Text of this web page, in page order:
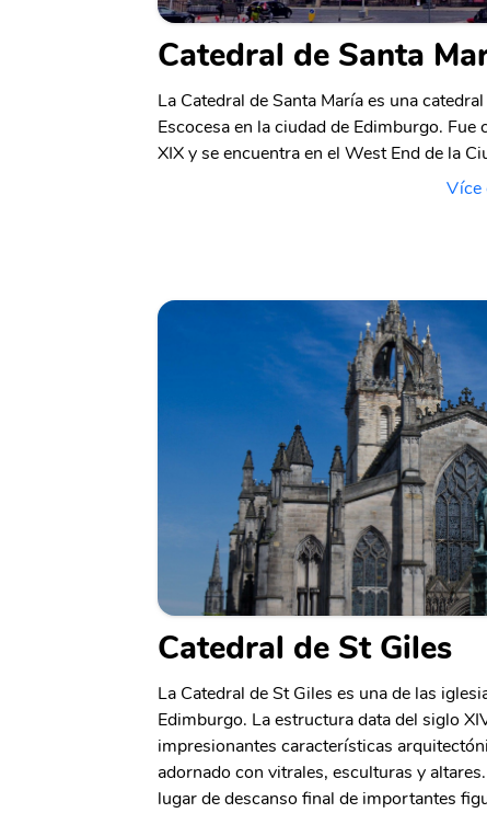
Catedral de Santa
La Catedral de Santa María es una
Escocesa en la ciudad de Edimburgo.
XIX y se encuentra en el West End de la
Více
Catedral de St Giles
La Catedral de St Giles es una de las
Edimburgo. La estructura data del siglo
impresionantes características
adornado con vitrales, esculturas y
lugar de descanso final de importantes